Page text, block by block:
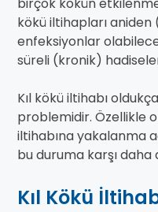
birçok kökün
kökü iltihapları
enfeksiyonlar
süreli (kronik)
Kıl kökü iltihabı
problemidir. Özellikle
iltihabına yakalanma
bu duruma karşı
Kıl Kökü